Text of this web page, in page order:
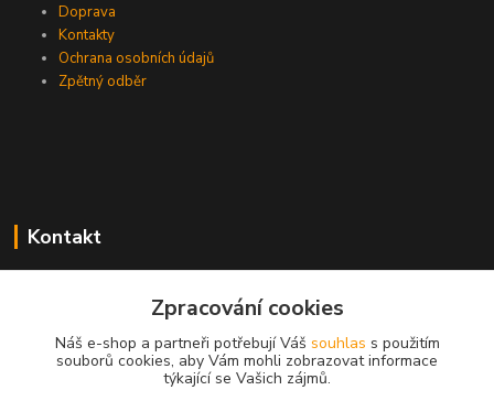
Doprava
Kontakty
Ochrana osobních údajů
Zpětný odběr
Kontakt
Zpracování cookies
Náš e-shop a partneři potřebují Váš souhlas s použitím
souborů cookies, aby Vám mohli zobrazovat informace
týkající se Vašich zájmů.